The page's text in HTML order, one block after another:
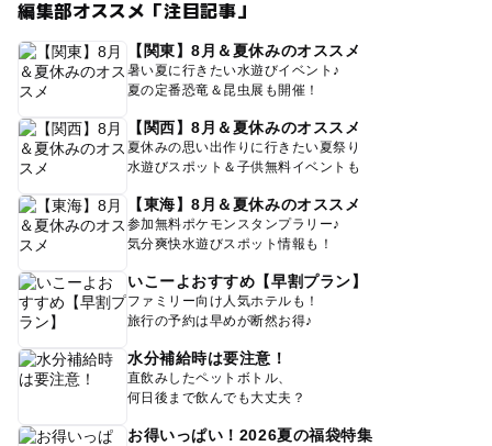
編集部オススメ「注目記事」
【関東】8月＆夏休みのオススメ
暑い夏に行きたい水遊びイベント♪
夏の定番恐竜＆昆虫展も開催！
【関西】8月＆夏休みのオススメ
夏休みの思い出作りに行きたい夏祭り
水遊びスポット＆子供無料イベントも
【東海】8月＆夏休みのオススメ
参加無料ポケモンスタンプラリー♪
気分爽快水遊びスポット情報も！
いこーよおすすめ【早割プラン】
ファミリー向け人気ホテルも！
旅行の予約は早めが断然お得♪
水分補給時は要注意！
直飲みしたペットボトル、
何日後まで飲んでも大丈夫？
お得いっぱい！2026夏の福袋特集